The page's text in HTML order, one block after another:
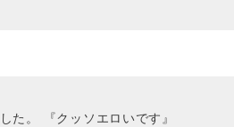
た。 『クッソエロいです』